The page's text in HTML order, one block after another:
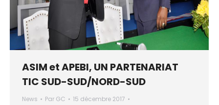
ASIM et APEBI, UN PARTENARIAT
TIC SUD-SUD/NORD-SUD
News Par GC
15 décembre 2017